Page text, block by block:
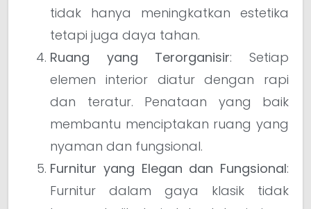
tidak hanya meningkatkan estetika
tetapi juga daya tahan.
Ruang yang Terorganisir: Setiap
elemen interior diatur dengan rapi
dan teratur. Penataan yang baik
membantu menciptakan ruang yang
nyaman dan fungsional.
Furnitur yang Elegan dan Fungsional:
Furnitur dalam gaya klasik tidak